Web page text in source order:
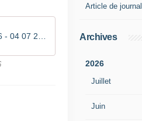
Article de journal
Archives
2026
Juillet
Juin